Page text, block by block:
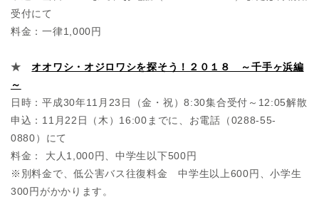
受付にて
料金：一律1,000円
★オオワシ・オジロワシを探そう！２０１８ ～千手ヶ浜編
～
日時：平成30年11月23日（金・祝）8:30集合受付～12:05解散
申込：11月22日（木）16:00までに、お電話（0288-55-
0880）にて
料金： 大人1,000円、中学生以下500円
※別料金で、低公害バス往復料金 中学生以上600円、小学生
300円がかかります。